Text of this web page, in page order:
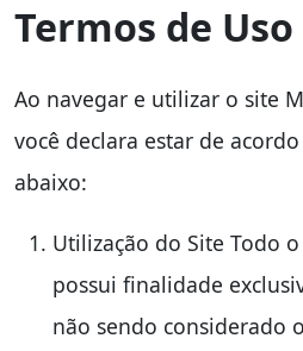
Termos de Uso
Ao navegar e utilizar o site
você declara estar de
abaixo:
Utilização do Site Todo
possui finalidade
não sendo considerado